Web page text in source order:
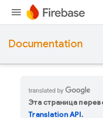
Documentation
Эта страница
Translation API.